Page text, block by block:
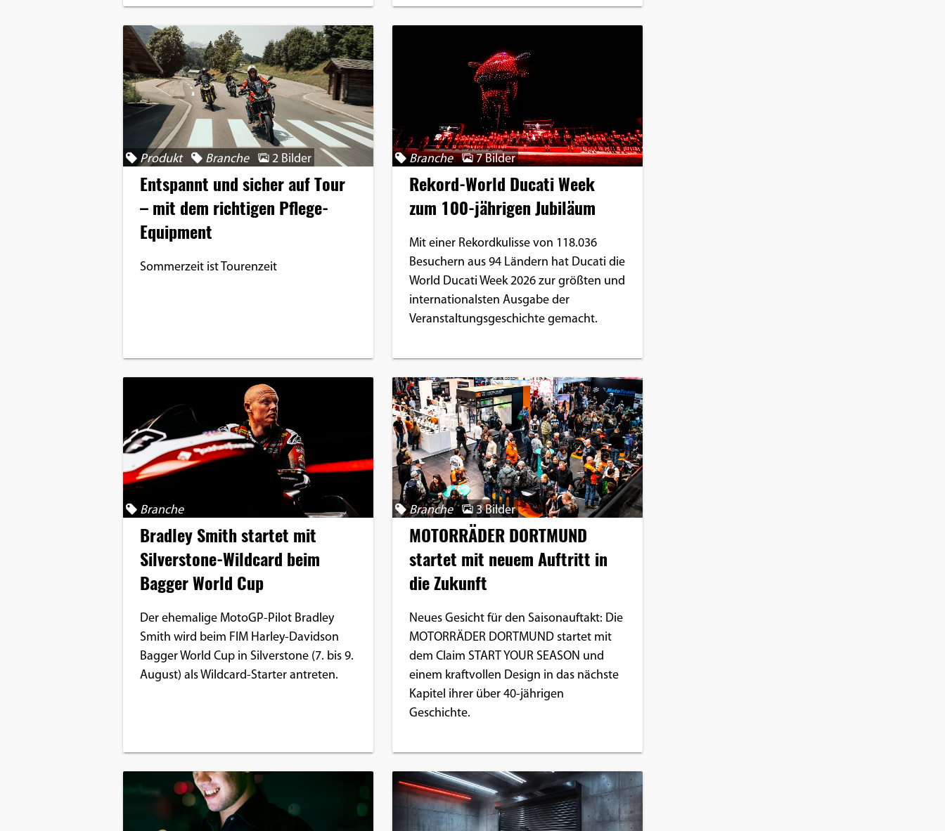
Produkt Branche 2 Bilder
Entspannt und sicher auf Tour
– mit dem richtigen Pflege-
Equipment
Sommerzeit ist Tourenzeit
Branche 7 Bilder
Rekord-World Ducati Week
zum 100-jährigen Jubiläum
Mit einer Rekordkulisse von 118.036
Besuchern aus 94 Ländern hat Ducati die
World Ducati Week 2026 zur größten und
internationalsten Ausgabe der
Veranstaltungsgeschichte gemacht.
Branche
Bradley Smith startet mit
Silverstone-Wildcard beim
Bagger World Cup
Der ehemalige MotoGP-Pilot Bradley
Smith wird beim FIM Harley-Davidson
Bagger World Cup in Silverstone (7. bis 9.
August) als Wildcard-Starter antreten.
Branche 3 Bilder
MOTORRÄDER DORTMUND
startet mit neuem Auftritt in
die Zukunft
Neues Gesicht für den Saisonauftakt: Die
MOTORRÄDER DORTMUND startet mit
dem Claim START YOUR SEASON und
einem kraftvollen Design in das nächste
Kapitel ihrer über 40-jährigen
Geschichte.